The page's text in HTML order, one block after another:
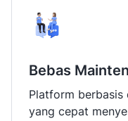
Bebas
Platform
yang cepat